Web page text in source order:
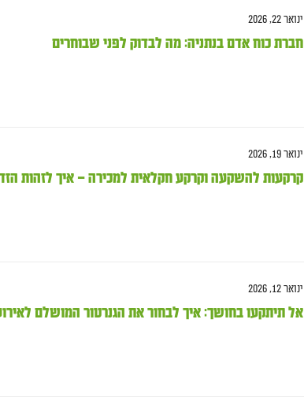
ינואר 22, 2026
חברת כוח אדם בנתניה: מה לבדוק לפני שבוחרים
ינואר 19, 2026
קרקעות להשקעה וקרקע חקלאית למכירה – איך לזהות
ינואר 12, 2026
אל תיתקעו בחושך: איך לבחור את הגנרטור המושלם